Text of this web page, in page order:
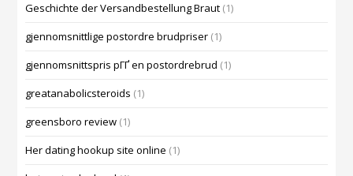
Geschichte der Versandbestellung Braut (1)
gjennomsnittlige postordre brudpriser (1)
gjennomsnittspris pГҐ en postordrebrud (1)
greatanabolicsteroids (1)
greensboro review (1)
Her dating hookup site online (1)